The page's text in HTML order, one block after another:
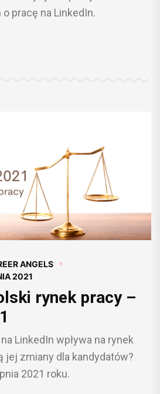
pracę na LinkedIn.
ANGELS
2021
rynek pracy –
LinkedIn wpływa na rynek
jej zmiany dla kandydatów?
2021 roku.